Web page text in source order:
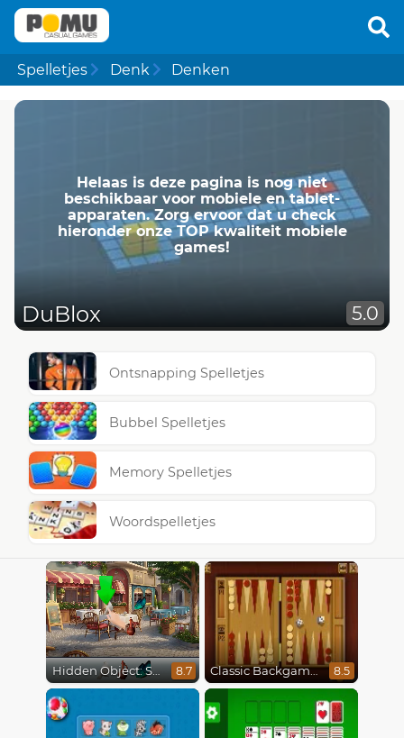
Spelletjes Denk Denken
Helaas is deze pagina is nog niet
beschikbaar voor mobiele en tablet-
apparaten. Zorg ervoor dat u check
hieronder onze TOP kwaliteit mobiele
games!
DuBlox 5.0
Ontsnapping Spelletjes
Bubbel Spelletjes
Memory Spelletjes
Woordspelletjes
Hidden Object: Street Of Secrets 8.7 Classic Backgammon 8.5